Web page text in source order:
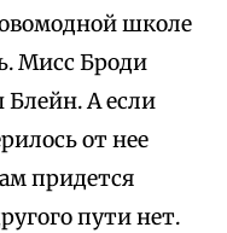
школе
Мисс Броди
А если
от нее
придется
пути нет.